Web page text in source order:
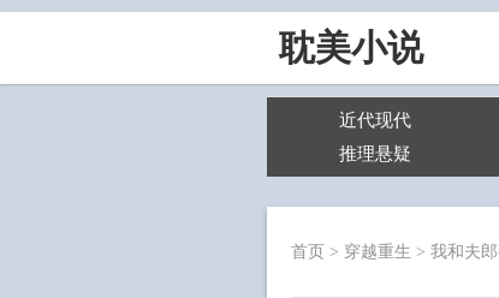
耽美小说
近代现代
推理悬疑
首页 > 穿越重生 > 我和夫